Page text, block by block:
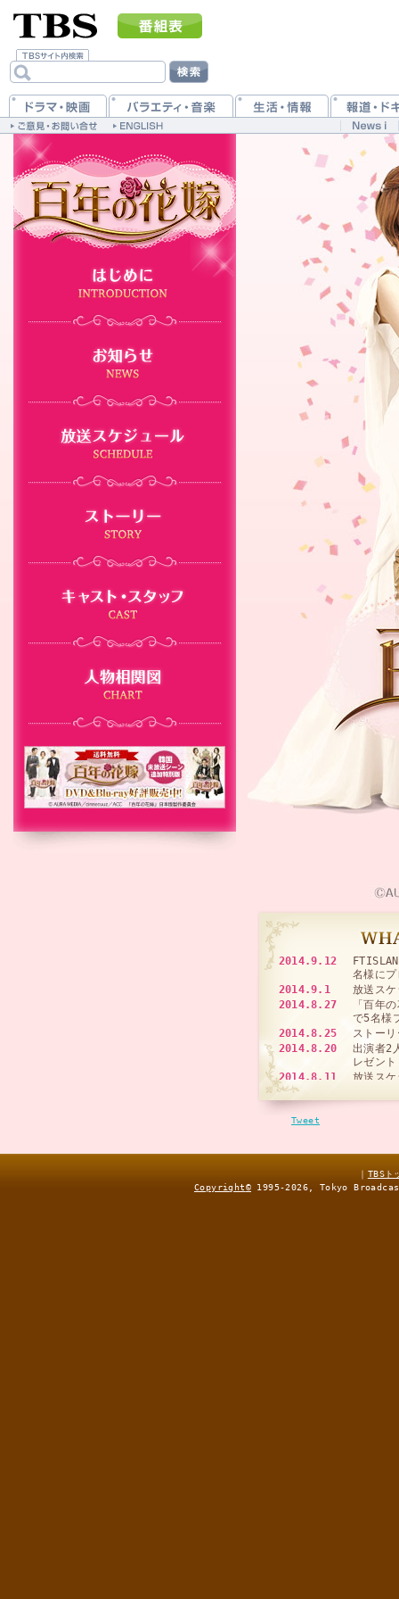
2014.9.12
名様に
2014.9.1
放送ス
2014.8.27
「百年
で5名様
2014.8.25
ストー
2014.8.20
出演者2
レゼント
2014.8.11
放送ス
2014.8.8
2014.8.6
2014.8.1
2014.8.1
『百年
2014.8.1
「TBS
Tweet
｜ TBSト
Copyright© 1995-2026, Tokyo